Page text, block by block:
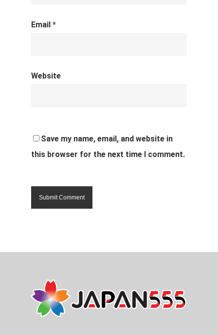
Email *
Website
Save my name, email, and website in
this browser for the next time I comment.